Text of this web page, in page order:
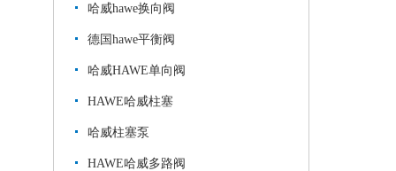
哈威hawe换向阀
德国hawe平衡阀
哈威HAWE单向阀
HAWE哈威柱塞
哈威柱塞泵
HAWE哈威多路阀